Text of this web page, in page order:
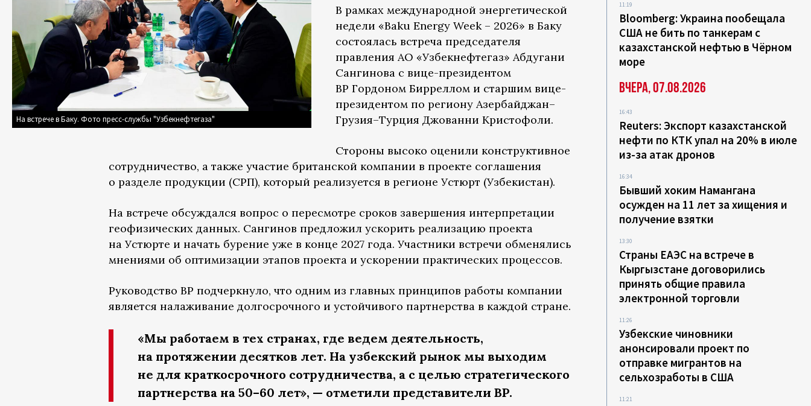
На встрече в Баку. Фото пресс-службы "Узбекнефтегаза"
В рамках международной энергетической
недели «Baku Energy Week – 2026» в Баку
состоялась встреча председателя
правления АО «Узбекнефтегаз» Абдугани
Сангинова с вице-президентом
BP Гордоном Бирреллом и старшим вице-
президентом по региону Азербайджан–
Грузия–Турция Джованни Кристофоли.
Стороны высоко оценили конструктивное
сотрудничество, а также участие британской компании в проекте соглашения
о разделе продукции (СРП), который реализуется в регионе Устюрт (Узбекистан).
На встрече обсуждался вопрос о пересмотре сроков завершения интерпретации
геофизических данных. Сангинов предложил ускорить реализацию проекта
на Устюрте и начать бурение уже в конце 2027 года. Участники встречи обменялись
мнениями об оптимизации этапов проекта и ускорении практических процессов.
Руководство BP подчеркнуло, что одним из главных принципов работы компании
является налаживание долгосрочного и устойчивого партнерства в каждой стране.
«Мы работаем в тех странах, где ведем деятельность,
на протяжении десятков лет. На узбекский рынок мы выходим
не для краткосрочного сотрудничества, а с целью стратегического
партнерства на 50–60 лет», — отметили представители ВР.
11:19
Bloomberg: Украина пообещала
США не бить по танкерам с
казахстанской нефтью в Чёрном
море
Вчера, 07.08.2026
16:43
Reuters: Экспорт казахстанской
нефти по КТК упал на 20% в июле
из-за атак дронов
16:34
Бывший хоким Намангана
осужден на 11 лет за хищения и
получение взятки
13:30
Страны ЕАЭС на встрече в
Кыргызстане договорились
принять общие правила
электронной торговли
11:26
Узбекские чиновники
анонсировали проект по
отправке мигрантов на
сельхозработы в США
11:21